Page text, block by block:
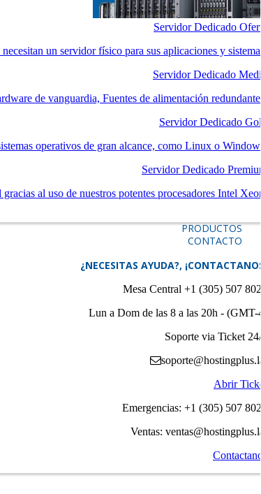
Servidor Dedicado
necesitan un servidor físico para sus aplicaciones y
Servidor Dedicado
de vanguardia, Fuentes de alimentación
Servidor Dedicado
operativos de gran alcance, como Linux o
Servidor Dedicado
al uso de nuestros potentes procesadores Intel
PRODUCTOS
CONTACTO
¿NECESITAS AYUDA?,
Mesa Central +1 (305) 507
Lun a Dom de las 8 a las 20h - (GMT-
Soporte via Ticket
Abrir
Emergencias: +1 (305) 507
Ventas: